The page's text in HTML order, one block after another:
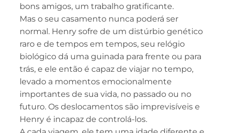
bons amigos, um trabalho gratificante.
Mas o seu casamento nunca poderá ser
normal. Henry sofre de um distúrbio genético
raro e de tempos em tempos, seu relógio
biológico dá uma guinada para frente ou para
trás, e ele então é capaz de viajar no tempo,
levado a momentos emocionalmente
importantes de sua vida, no passado ou no
futuro. Os deslocamentos são imprevisíveis e
Henry é incapaz de controlá-los.